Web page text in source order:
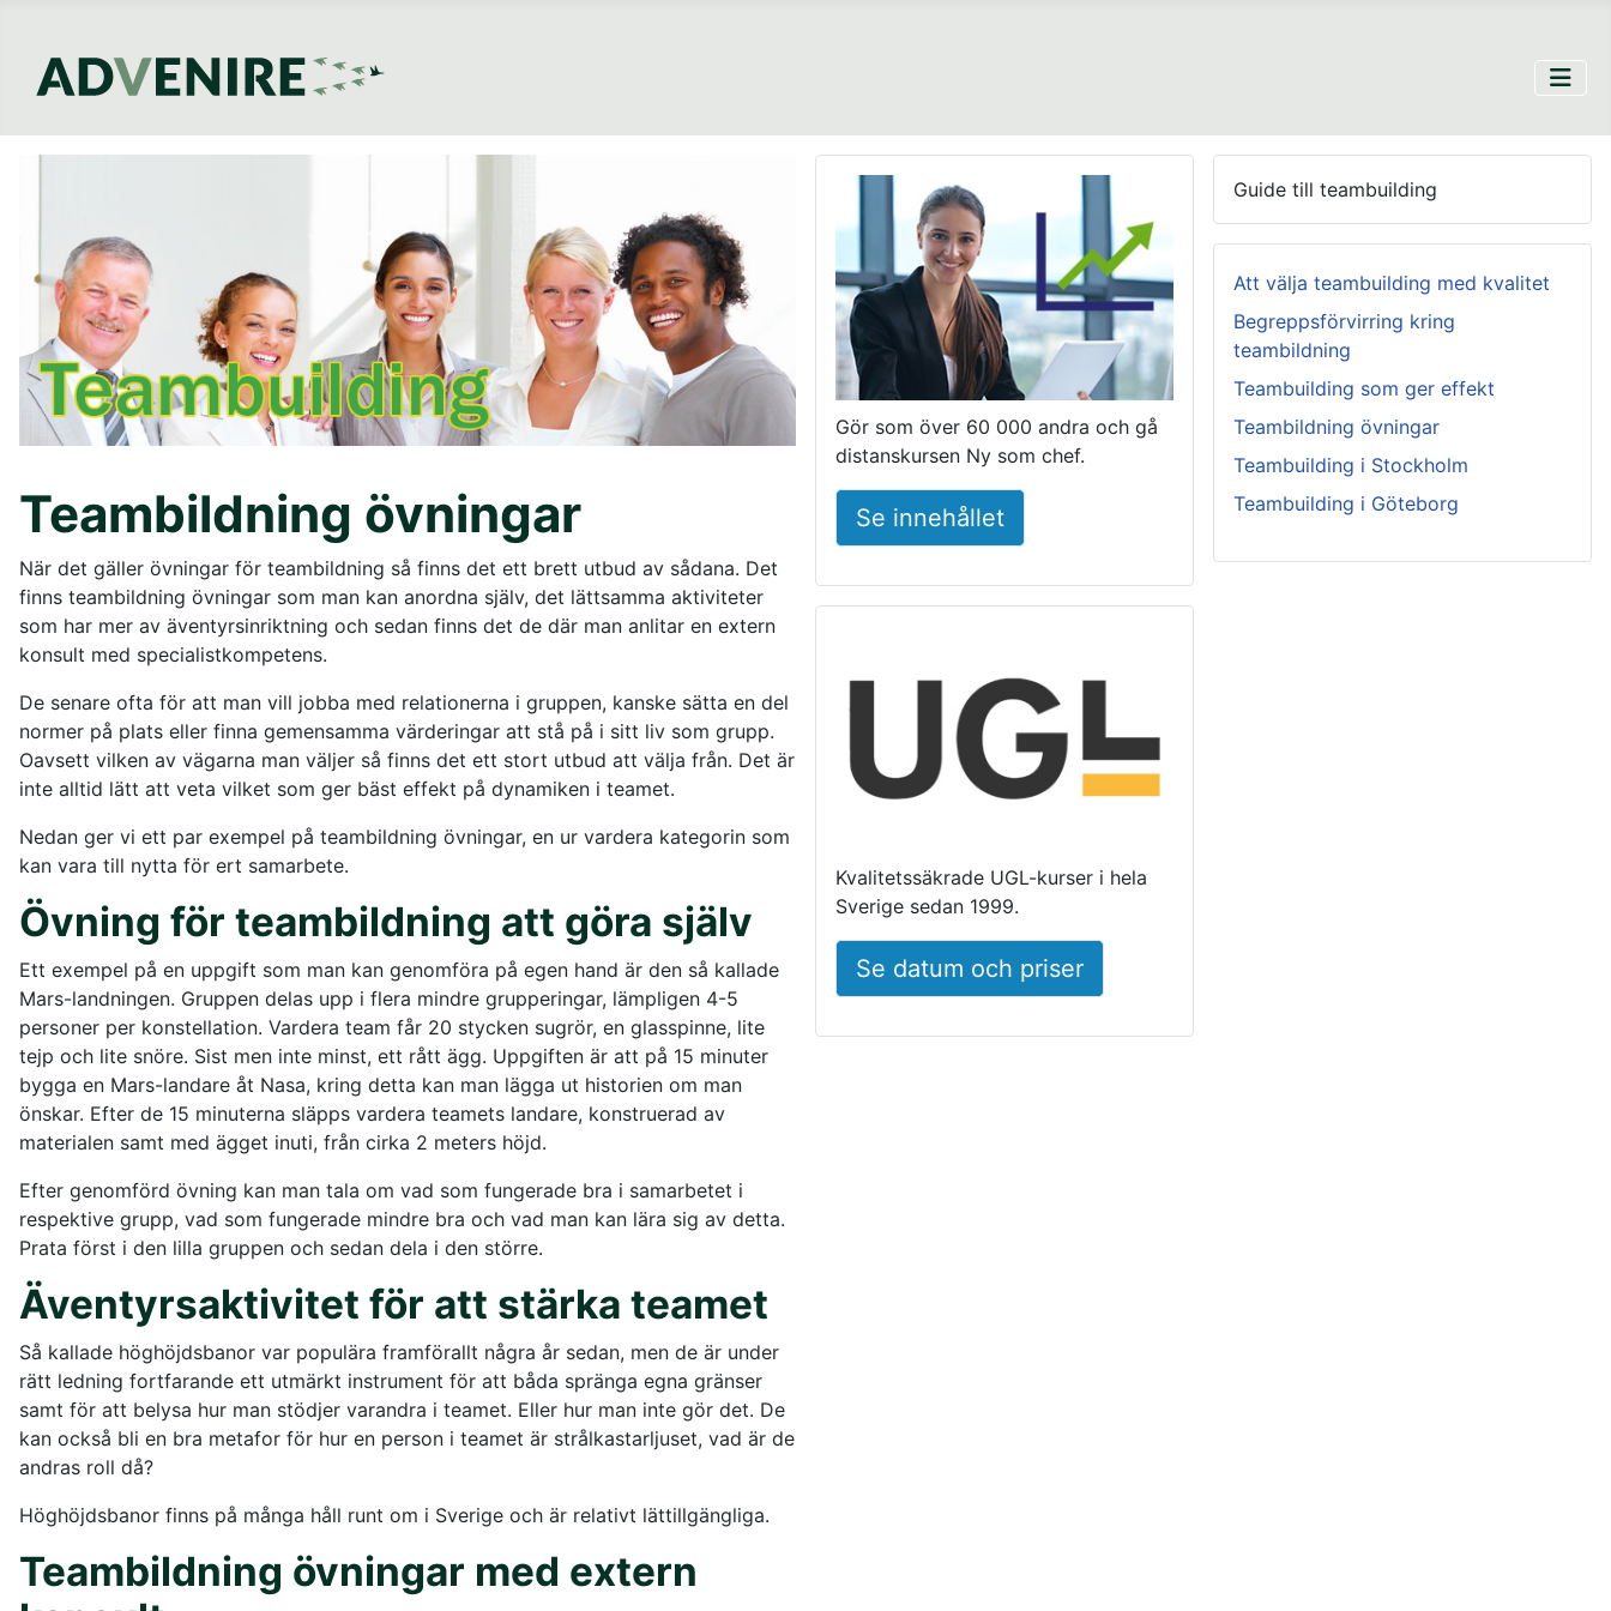
Gör som över 60 000 andra och gå
distanskursen Ny som chef.
Se innehållet
Kvalitetssäkrade UGL-kurser i hela
Sverige sedan 1999.
Se datum och priser
Teambildning övningar
När det gäller övningar för teambildning så finns det ett brett utbud av sådana. Det
finns teambildning övningar som man kan anordna själv, det lättsamma aktiviteter
som har mer av äventyrsinriktning och sedan finns det de där man anlitar en extern
konsult med specialistkompetens.
De senare ofta för att man vill jobba med relationerna i gruppen, kanske sätta en del
normer på plats eller finna gemensamma värderingar att stå på i sitt liv som grupp.
Oavsett vilken av vägarna man väljer så finns det ett stort utbud att välja från. Det är
inte alltid lätt att veta vilket som ger bäst effekt på dynamiken i teamet.
Nedan ger vi ett par exempel på teambildning övningar, en ur vardera kategorin som
kan vara till nytta för ert samarbete.
Övning för teambildning att göra själv
Ett exempel på en uppgift som man kan genomföra på egen hand är den så kallade
Mars-landningen. Gruppen delas upp i flera mindre grupperingar, lämpligen 4-5
personer per konstellation. Vardera team får 20 stycken sugrör, en glasspinne, lite
tejp och lite snöre. Sist men inte minst, ett rått ägg. Uppgiften är att på 15 minuter
bygga en Mars-landare åt Nasa, kring detta kan man lägga ut historien om man
önskar. Efter de 15 minuterna släpps vardera teamets landare, konstruerad av
materialen samt med ägget inuti, från cirka 2 meters höjd.
Efter genomförd övning kan man tala om vad som fungerade bra i samarbetet i
respektive grupp, vad som fungerade mindre bra och vad man kan lära sig av detta.
Prata först i den lilla gruppen och sedan dela i den större.
Äventyrsaktivitet för att stärka teamet
Så kallade höghöjdsbanor var populära framförallt några år sedan, men de är under
rätt ledning fortfarande ett utmärkt instrument för att båda spränga egna gränser
samt för att belysa hur man stödjer varandra i teamet. Eller hur man inte gör det. De
kan också bli en bra metafor för hur en person i teamet är strålkastarljuset, vad är de
andras roll då?
Höghöjdsbanor finns på många håll runt om i Sverige och är relativt lättillgängliga.
Teambildning övningar med extern
Guide till teambuilding
Att välja teambuilding med kvalitet
Begreppsförvirring kring
teambildning
Teambuilding som ger effekt
Teambildning övningar
Teambuilding i Stockholm
Teambuilding i Göteborg